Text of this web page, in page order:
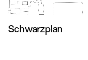
Schwarzplan